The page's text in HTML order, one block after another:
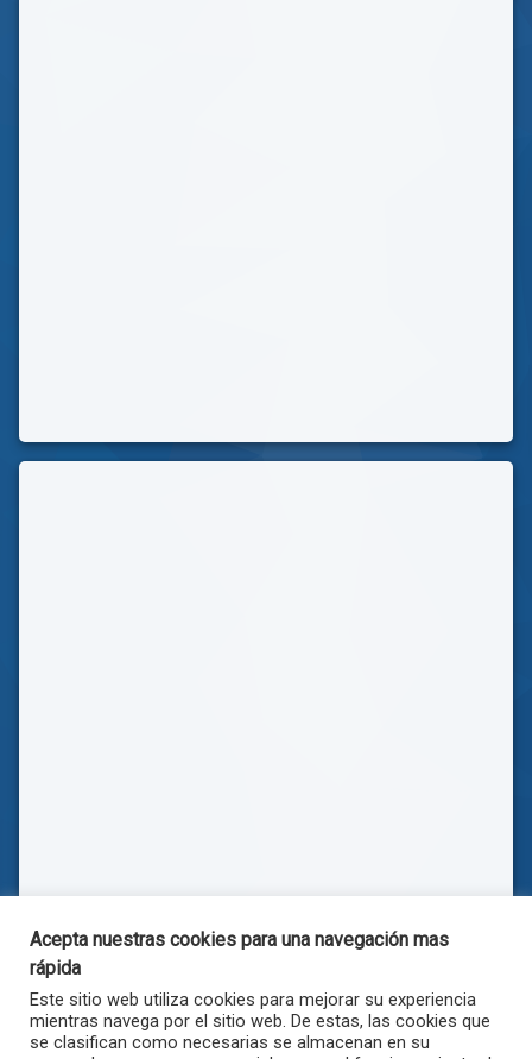
Acepta nuestras cookies para una navegación mas
rápida
Este sitio web utiliza cookies para mejorar su experiencia
mientras navega por el sitio web. De estas, las cookies que
se clasifican como necesarias se almacenan en su